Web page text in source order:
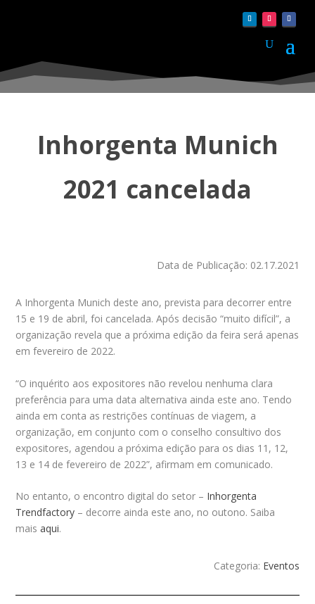
Inhorgenta Munich
2021 cancelada
Data de Publicação: 02.17.2021
A Inhorgenta Munich deste ano, prevista para decorrer entre
15 e 19 de abril, foi cancelada. Após decisão “muito difícil”, a
organização revela que a próxima edição da feira será apenas
em fevereiro de 2022.
“O inquérito aos expositores não revelou nenhuma clara
preferência para uma data alternativa ainda este ano. Tendo
ainda em conta as restrições contínuas de viagem, a
organização, em conjunto com o conselho consultivo dos
expositores, agendou a próxima edição para os dias 11, 12,
13 e 14 de fevereiro de 2022”, afirmam em comunicado.
No entanto, o encontro digital do setor – Inhorgenta
Trendfactory – decorre ainda este ano, no outono. Saiba
maisaqui.
Categoria: Eventos